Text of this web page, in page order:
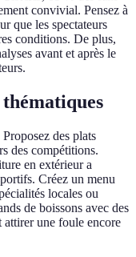
convivial. Pensez à
que les spectateurs
conditions. De plus,
avant et après le
des plats
des compétitions.
en extérieur a
Créez un menu
locales ou
de boissons avec des
attirer une foule encore